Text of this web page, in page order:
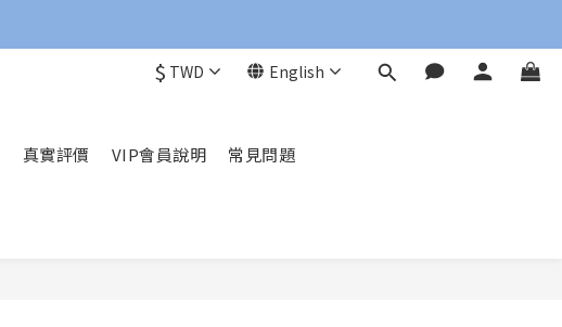
$ TWD English
真實評價 VIP會員說明
常見問題